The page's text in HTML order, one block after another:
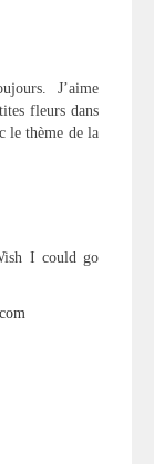
J’aime
fleurs dans
le thème de la
I could go